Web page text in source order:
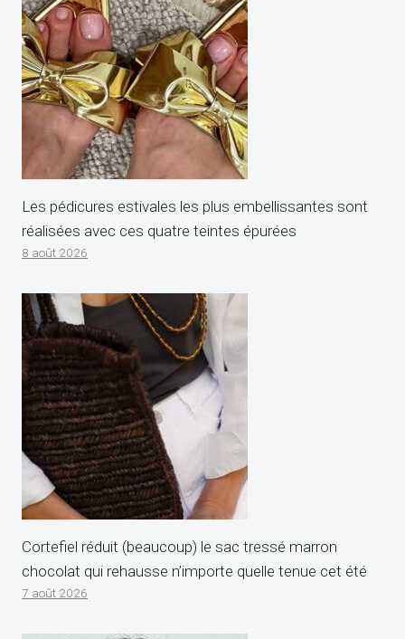
Les pédicures estivales les plus embellissantes sont
réalisées avec ces quatre teintes épurées
8 août 2026
Cortefiel réduit (beaucoup) le sac tressé marron
chocolat qui rehausse n’importe quelle tenue cet été
7 août 2026